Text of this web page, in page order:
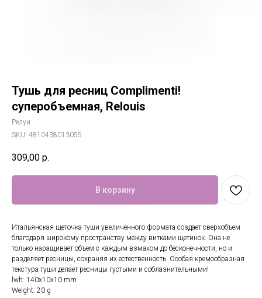
Тушь для ресниц Complimenti!
суперобъемная, Relouis
Релуи
SKU: 4810438013055
309,00 р.
В корзину
Итальянская щеточка туши увеличенного формата создает сверхобъем
благодаря широкому пространству между витками щетинок. Она не
только наращивает объем с каждым взмахом до бесконечности, но и
разделяет ресницы, сохраняя их естественность. Особая кремообразная
текстура туши делает ресницы густыми и соблазнительными!
lwh: 140x10x10 mm
Weight: 20 g